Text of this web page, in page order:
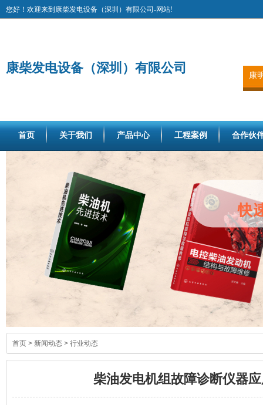
您好！欢迎来到康柴发电设备（深圳）有限公司-网站!
康柴发电设备（深圳）有限公司
康
首页 关于我们 产品中心 工程案例 合作伙
首页 > 新闻动态 > 行业动态
柴油发电机组故障诊断仪器